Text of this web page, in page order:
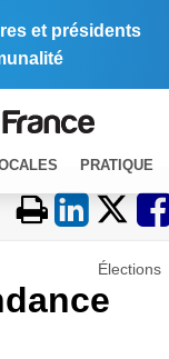
et présidents
PRATIQUE
Élections